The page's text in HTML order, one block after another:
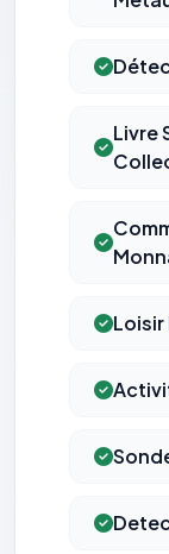
Livre
Loisir